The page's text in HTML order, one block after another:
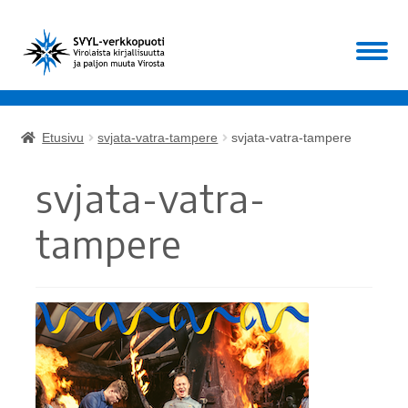
Siirry
navigointiin
Siirry
sisältöön
Valikko
Muut
ALE!
Ajankohtaista
Mikä SVYL?
Oma tili
Etusivu svjata-vatra-tampere svjata-vatra-tampere
svjata-vatra-
tampere